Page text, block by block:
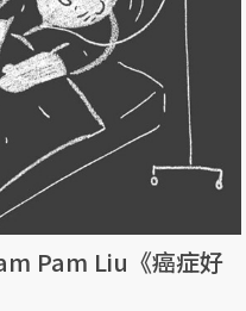
Pam Liu《癌症好